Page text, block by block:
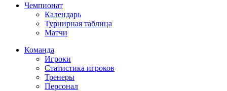
Чемпионат
Календарь
Турнирная таблица
Матчи
Команда
Игроки
Статистика игроков
Тренеры
Персонал